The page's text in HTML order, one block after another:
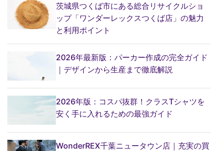
茨城県つくば市にある総合リサイクルショ
ップ「ワンダーレックスつくば店」の魅力
と利用ポイント
2026年最新版：パーカー作成の完全ガイド
｜デザインから生産まで徹底解説
2026年版：コスパ抜群！クラスTシャツを
安く手に入れるための最強ガイド
WonderREX千葉ニュータウン店｜充実の買